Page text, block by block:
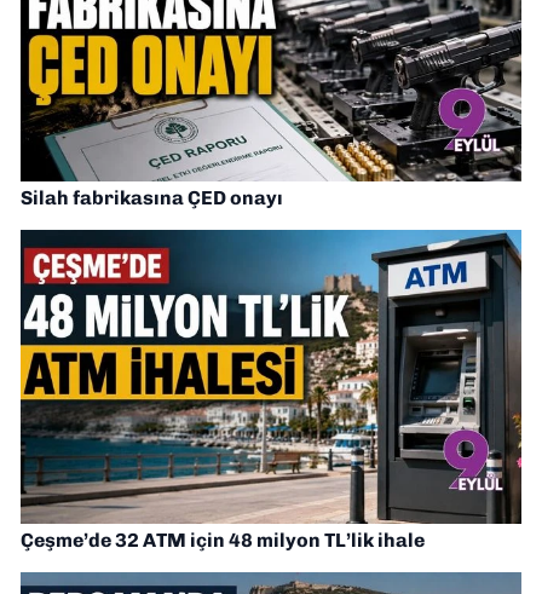
Silah fabrikasına ÇED onayı
Çeşme’de 32 ATM için 48 milyon TL’lik ihale